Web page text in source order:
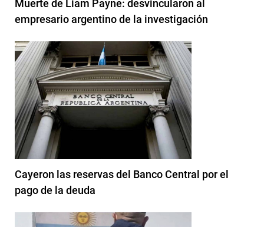
Muerte de Liam Payne: desvincularon al
empresario argentino de la investigación
Cayeron las reservas del Banco Central por el
pago de la deuda